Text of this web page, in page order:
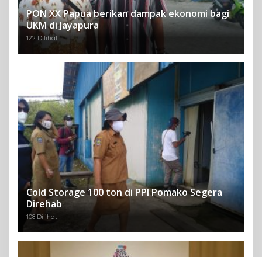
PON XX Papua berikan dampak ekonomi bagi
UKM di Jayapura
122 Dilihat
Cold Storage 100 ton di PPI Pomako Segera
Direhab
108 Dilihat